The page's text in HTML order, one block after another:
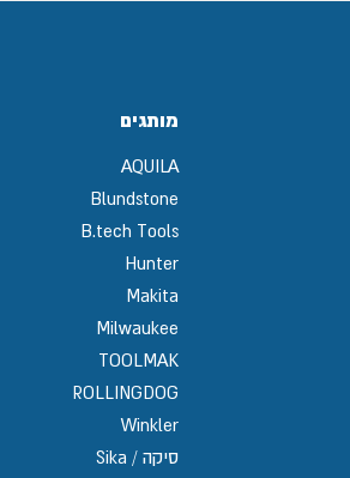
מותגים
AQUILA
Blundstone
B.tech Tools
Hunter
Makita
Milwaukee
TOOLMAK
ROLLINGDOG
Winkler
סיקה / Sika